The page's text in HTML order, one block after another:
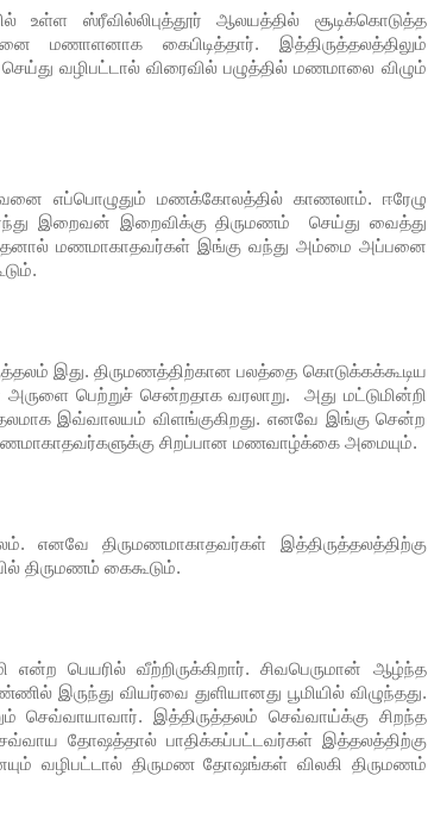
உள்ள ஸ்ரீவில்லிபுத்தூர் ஆலயத்தில் சூடிக்கொடுத்த
மணாளனாக கைபிடித்தார். இத்திருத்தலத்திலும்
வழிபட்டால் விரைவில் பழுத்தில் மணமாலை விழும்
எப்பொழுதும் மணக்கோலத்தில் காணலாம். ஈரேழு
இறைவன் இறைவிக்கு திருமணம் செய்து வைத்து
இதனால் மணமாகாதவர்கள் இங்கு வந்து அம்மை அப்பனை
இது. திருமணத்திற்கான பலத்தை கொடுக்கக்கூடிய
பெற்றுச் சென்றதாக வரலாறு. அது மட்டுமின்றி
இவ்வாலயம் விளங்குகிறது. எனவே இங்கு சென்ற
மணமாகாதவர்களுக்கு சிறப்பான மணவாழ்க்கை அமையும்.
எனவே திருமணமாகாதவர்கள் இத்திருத்தலத்திற்கு
திருமணம் கைகூடும்.
என்ற பெயரில் வீற்றிருக்கிறார். சிவபெருமான் ஆழ்ந்த
இருந்து வியர்வை துளியானது பூமியில் விழுந்தது.
செவ்வாயாவார். இத்திருத்தலம் செவ்வாய்க்கு சிறந்த
தோஷத்தால் பாதிக்கப்பட்டவர்கள் இத்தலத்திற்கு
வழிபட்டால் திருமண தோஷங்கள் விலகி திருமணம்